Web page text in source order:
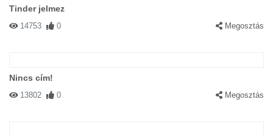
Tinder jelmez
14753 0 Megosztás
Nincs cím!
13802 0 Megosztás